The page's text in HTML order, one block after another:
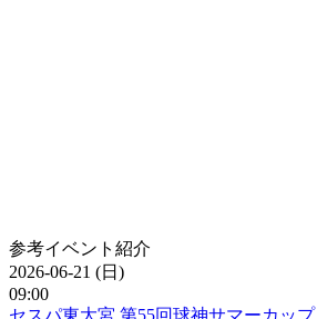
参考イベント紹介
2026-06-21 (日)
09:00
セスパ東大宮 第55回球神サマーカップ